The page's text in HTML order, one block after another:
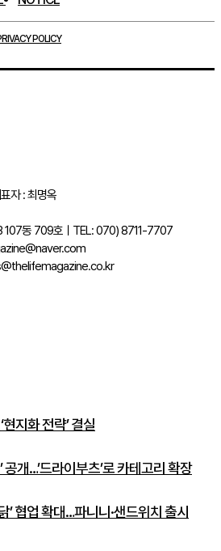
POLICY
자 : 최명옥
107동 709호ㅣTEL: 070) 8711-7707
지화 전략’ 결실
공개…’드라이부츠’로 카테고리 확장
’ 협업 확대…파니니·샌드위치 출시